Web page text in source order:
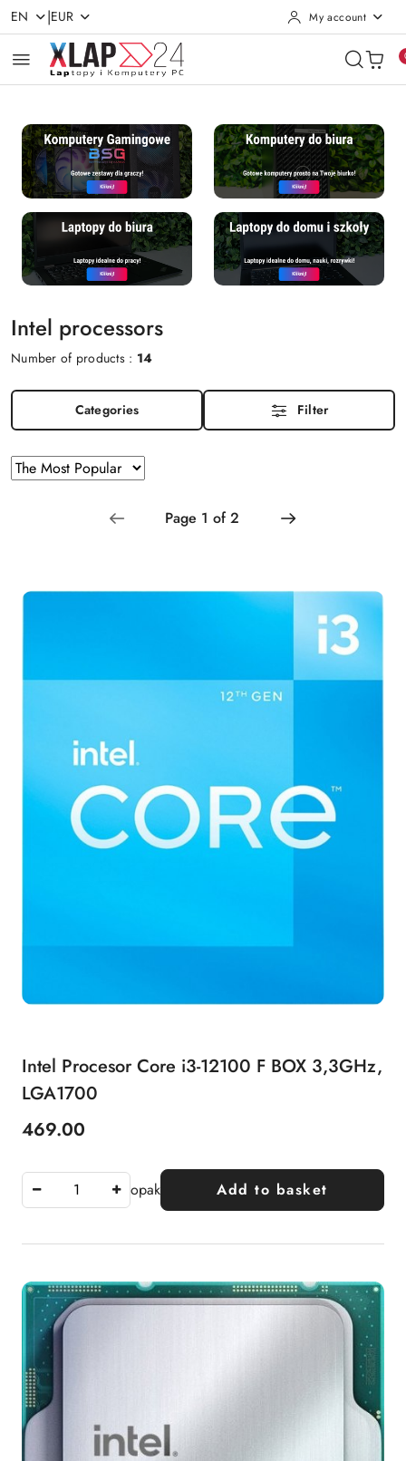
Skip to Main Content
Go to Search
Go to my account
Go to the Main Menu
Go to Footer
EN |EUR My account
Intel processors
Number of products : 14
Categories Filter
Sorting
applied:
Sort
by
Intel Procesor Core i3-12100 F BOX 3,3GHz,
LGA1700
Price:
469.00
opak Add to basket